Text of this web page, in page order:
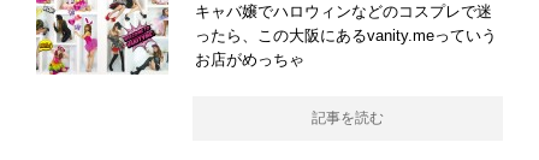
キャバ嬢でハロウィンなどのコスプレで迷
ったら、この大阪にあるvanity.meっていう
お店がめっちゃ
記事を読む